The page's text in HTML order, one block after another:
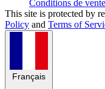
Conditions de vente
This site is protected by
Policy and Terms of
Français